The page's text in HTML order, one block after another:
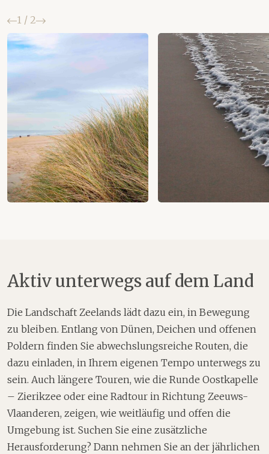
Zurück
1 / 2 Weiter
Aktiv unterwegs auf dem Land
Die Landschaft Zeelands lädt dazu ein, in Bewegung
zu bleiben. Entlang von Dünen, Deichen und offenen
Poldern finden Sie abwechslungsreiche Routen, die
dazu einladen, in Ihrem eigenen Tempo unterwegs zu
sein. Auch längere Touren, wie die Runde Oostkapelle
– Zierikzee oder eine Radtour in Richtung Zeeuws-
Vlaanderen, zeigen, wie weitläufig und offen die
Umgebung ist. Suchen Sie eine zusätzliche
Herausforderung? Dann nehmen Sie an der jährlichen